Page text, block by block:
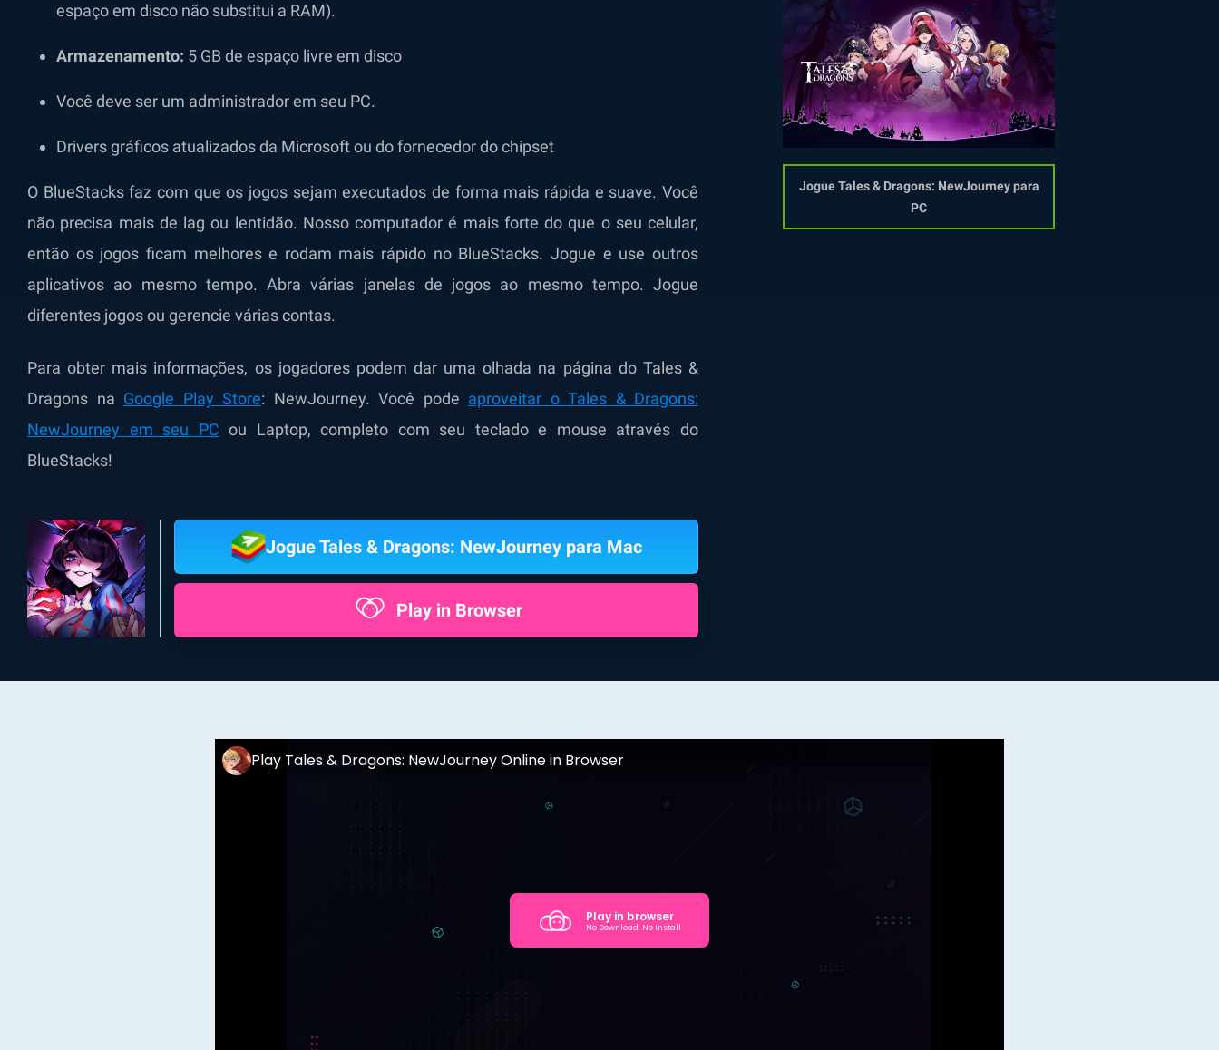
espaço em disco não substitui a RAM).
Armazenamento: 5 GB de espaço livre em disco
Você deve ser um administrador em seu PC.
Drivers gráficos atualizados da Microsoft ou do fornecedor do chipset
O BlueStacks faz com que os jogos sejam executados de forma mais rápida e suave. Você
não precisa mais de lag ou lentidão. Nosso computador é mais forte do que o seu celular,
então os jogos ficam melhores e rodam mais rápido no BlueStacks. Jogue e use outros
aplicativos ao mesmo tempo. Abra várias janelas de jogos ao mesmo tempo. Jogue
diferentes jogos ou gerencie várias contas.
Para obter mais informações, os jogadores podem dar uma olhada na página do Tales &
Dragons na Google Play Store: NewJourney. Você pode aproveitar o Tales & Dragons:
NewJourney em seu PC ou Laptop, completo com seu teclado e mouse através do
BlueStacks!
Jogue Tales & Dragons: NewJourney para Mac
Play in Browser
Jogue Tales & Dragons: NewJourney para
PC